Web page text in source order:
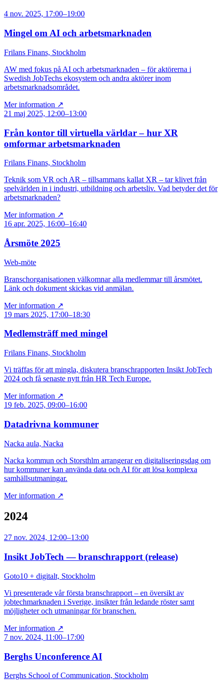
4 nov. 2025, 17:00–19:00
Mingel om AI och arbetsmarknaden
Frilans Finans, Stockholm
AW med fokus på AI och arbetsmarknaden – för aktörerna i
Swedish JobTechs ekosystem och andra aktörer inom
arbetsmarknadsområdet.
Mer information ↗
21 maj 2025, 12:00–13:00
Från kontor till virtuella världar – hur XR
omformar arbetsmarknaden
Frilans Finans, Stockholm
Teknik som VR och AR – tillsammans kallat XR – tar klivet från
spelvärlden in i industri, utbildning och arbetsliv. Vad betyder det för
arbetsmarknaden?
Mer information ↗
16 apr. 2025, 16:00–16:40
Årsmöte 2025
Web-möte
Branschorganisationen välkomnar alla medlemmar till årsmötet.
Länk och dokument skickas vid anmälan.
Mer information ↗
19 mars 2025, 17:00–18:30
Medlemsträff med mingel
Frilans Finans, Stockholm
Vi träffas för att mingla, diskutera branschrapporten Insikt JobTech
2024 och få senaste nytt från HR Tech Europe.
Mer information ↗
19 feb. 2025, 09:00–16:00
Datadrivna kommuner
Nacka aula, Nacka
Nacka kommun och Storsthlm arrangerar en digitaliseringsdag om
hur kommuner kan använda data och AI för att lösa komplexa
samhällsutmaningar.
Mer information ↗
2024
27 nov. 2024, 12:00–13:00
Insikt JobTech — branschrapport (release)
Goto10 + digitalt, Stockholm
Vi presenterade vår första branschrapport – en översikt av
jobtechmarknaden i Sverige, insikter från ledande röster samt
möjligheter och utmaningar för branschen.
Mer information ↗
7 nov. 2024, 11:00–17:00
Berghs Unconference AI
Berghs School of Communication, Stockholm